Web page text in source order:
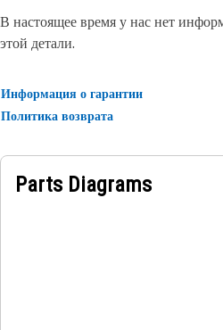
В настоящее время у нас нет
этой детали.
Информация о гарантии
Политика возврата
Parts Diagrams